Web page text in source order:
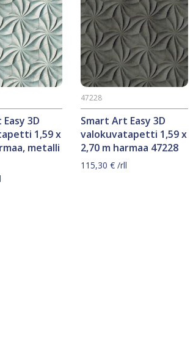
3D
1,59 x
metalli
Smart Art Easy 3D
valokuvatapetti 1,59 x
2,70 m harmaa 47228
47228
115,30 €/rll